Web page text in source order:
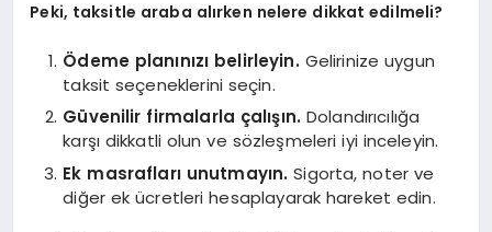
Peki, taksitle araba alırken nelere dikkat edilmeli?
Ödeme planınızı belirleyin. Gelirinize uygun
taksit seçeneklerini seçin.
Güvenilir firmalarla çalışın. Dolandırıcılığa
karşı dikkatli olun ve sözleşmeleri iyi inceleyin.
Ek masrafları unutmayın. Sigorta, noter ve
diğer ek ücretleri hesaplayarak hareket edin.